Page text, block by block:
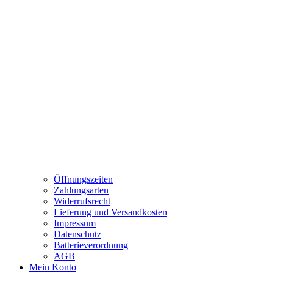
Öffnungszeiten
Zahlungsarten
Widerrufsrecht
Lieferung und Versandkosten
Impressum
Datenschutz
Batterieverordnung
AGB
Mein Konto